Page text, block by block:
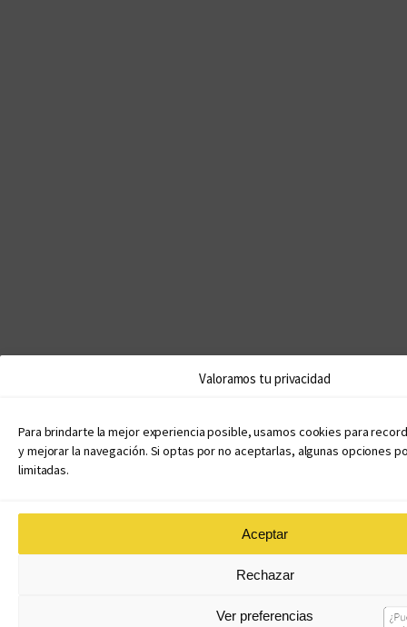
Valoramos tu privacidad
Para brindarte la mejor experiencia posible, usamos cookies para
y mejorar la navegación. Si optas por no aceptarlas, algunas opciones
limitadas.
Aceptar
Rechazar
Ver preferencias